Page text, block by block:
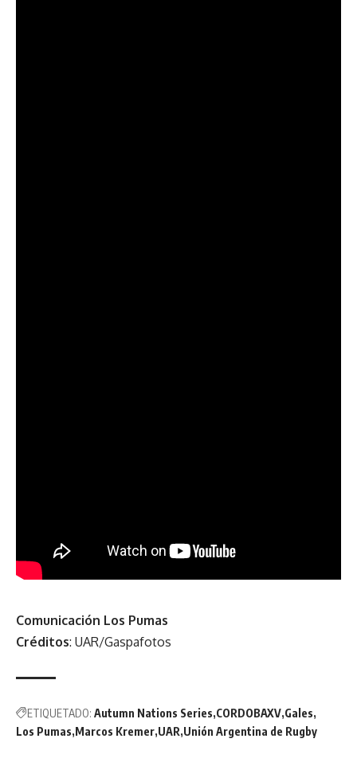
Comunicación Los Pumas
Créditos: UAR/Gaspafotos
ETIQUETADO: Autumn Nations Series CORDOBAXV Gales
Los Pumas Marcos Kremer UAR Unión Argentina de Rugby